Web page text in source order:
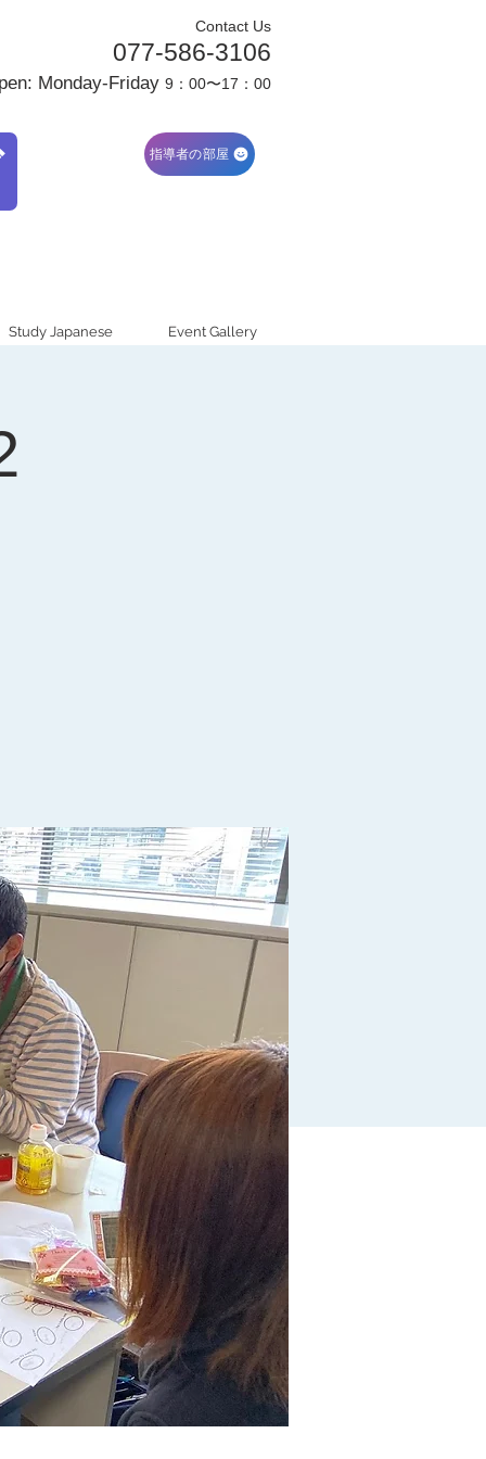
Contact Us
077-586-3106
Monday-Friday 9：00〜17：00
指導者の部屋
Study Japanese Event Gallery